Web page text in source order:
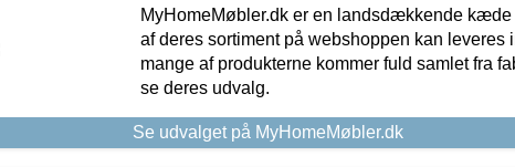
MyHomeMøbler.dk er en landsdækkende kæde
af deres sortiment på webshoppen kan leveres
mange af produkterne kommer fuld samlet fra
se deres udvalg.
Se udvalget på MyHomeMøbler.dk